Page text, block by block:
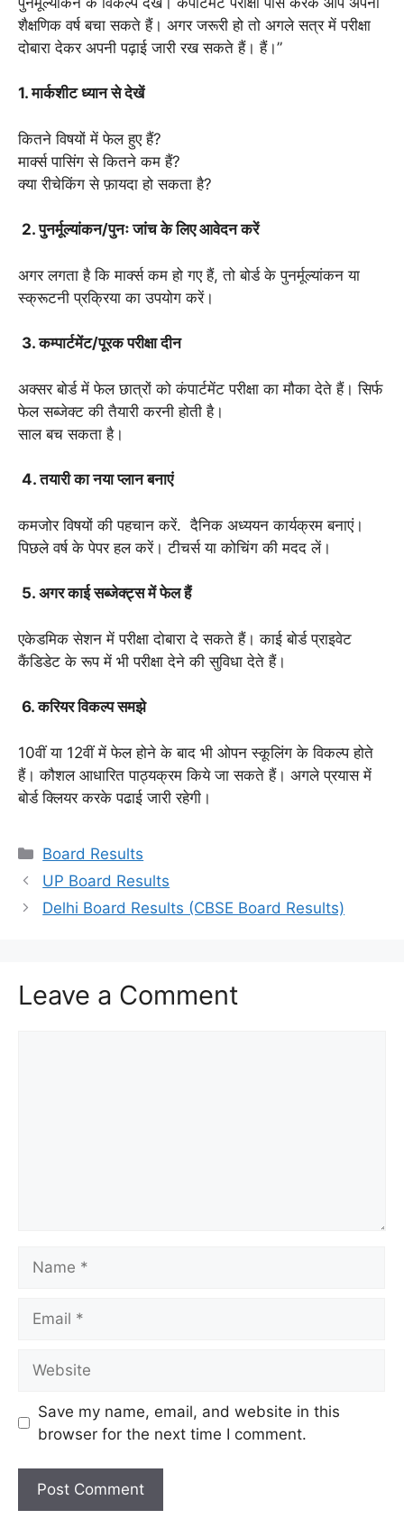
शैक्षणिक वर्ष बचा सकते हैं। अगर जरूरी हो तो अगले सत्र में परीक्षा
दोबारा देकर अपनी पढ़ाई जारी रख सकते हैं। हैं।”
1. मार्कशीट ध्यान से देखें
कितने विषयों में फेल हुए हैं?
मार्क्स पासिंग से कितने कम हैं?
क्या रीचेकिंग से फ़ायदा हो सकता है?
2. पुनर्मूल्यांकन/पुनः जांच के लिए आवेदन करें
अगर लगता है कि मार्क्स कम हो गए हैं, तो बोर्ड के पुनर्मूल्यांकन या
स्क्रूटनी प्रक्रिया का उपयोग करें।
3. कम्पार्टमेंट/पूरक परीक्षा दीन
अक्सर बोर्ड में फेल छात्रों को कंपार्टमेंट परीक्षा का मौका देते हैं। सिर्फ
फेल सब्जेक्ट की तैयारी करनी होती है।
साल बच सकता है।
4. तयारी का नया प्लान बनाएं
कमजोर विषयों की पहचान करें. दैनिक अध्ययन कार्यक्रम बनाएं।
पिछले वर्ष के पेपर हल करें। टीचर्स या कोचिंग की मदद लें।
5. अगर काई सब्जेक्ट्स में फेल हैं
एकेडमिक सेशन में परीक्षा दोबारा दे सकते हैं। काई बोर्ड प्राइवेट
कैंडिडेट के रूप में भी परीक्षा देने की सुविधा देते हैं।
6. करियर विकल्प समझे
10वीं या 12वीं में फेल होने के बाद भी ओपन स्कूलिंग के विकल्प होते
हैं। कौशल आधारित पाठ्यक्रम किये जा सकते हैं। अगले प्रयास में
बोर्ड क्लियर करके पढाई जारी रहेगी।
Categories
Board Results
UP Board Results
Delhi Board Results (CBSE Board Results)
Leave a Comment
Save my name, email, and website in this
browser for the next time I comment.